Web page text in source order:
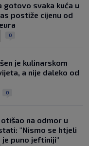
gotovo svaka kuća u
postiže cijenu od
0
je kulinarskom
a nije daleko od
0
na odmor u
"Nismo se htjeli
puno jeftiniji"